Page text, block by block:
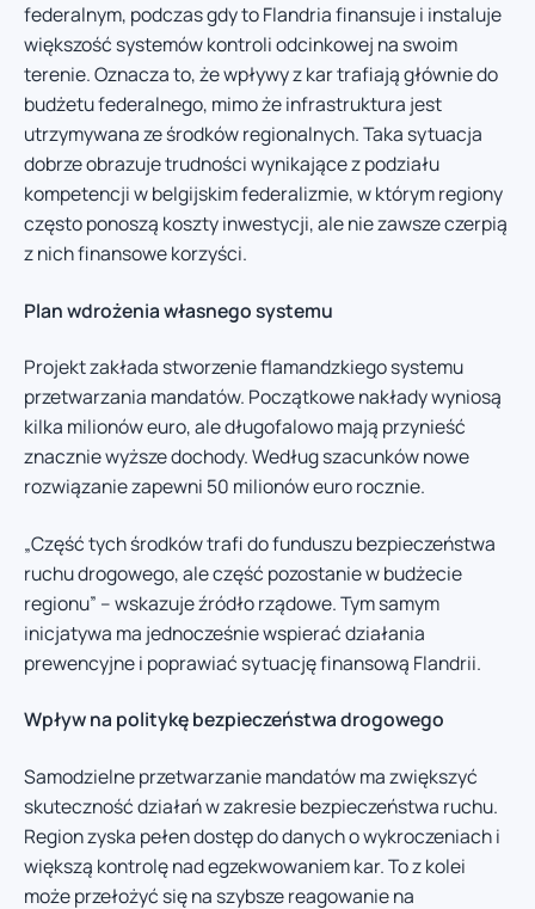
federalnym, podczas gdy to Flandria finansuje i instaluje
większość systemów kontroli odcinkowej na swoim
terenie. Oznacza to, że wpływy z kar trafiają głównie do
budżetu federalnego, mimo że infrastruktura jest
utrzymywana ze środków regionalnych. Taka sytuacja
dobrze obrazuje trudności wynikające z podziału
kompetencji w belgijskim federalizmie, w którym regiony
często ponoszą koszty inwestycji, ale nie zawsze czerpią
z nich finansowe korzyści.
Plan wdrożenia własnego systemu
Projekt zakłada stworzenie flamandzkiego systemu
przetwarzania mandatów. Początkowe nakłady wyniosą
kilka milionów euro, ale długofalowo mają przynieść
znacznie wyższe dochody. Według szacunków nowe
rozwiązanie zapewni 50 milionów euro rocznie.
„Część tych środków trafi do funduszu bezpieczeństwa
ruchu drogowego, ale część pozostanie w budżecie
regionu” – wskazuje źródło rządowe. Tym samym
inicjatywa ma jednocześnie wspierać działania
prewencyjne i poprawiać sytuację finansową Flandrii.
Wpływ na politykę bezpieczeństwa drogowego
Samodzielne przetwarzanie mandatów ma zwiększyć
skuteczność działań w zakresie bezpieczeństwa ruchu.
Region zyska pełen dostęp do danych o wykroczeniach i
większą kontrolę nad egzekwowaniem kar. To z kolei
może przełożyć się na szybsze reagowanie na